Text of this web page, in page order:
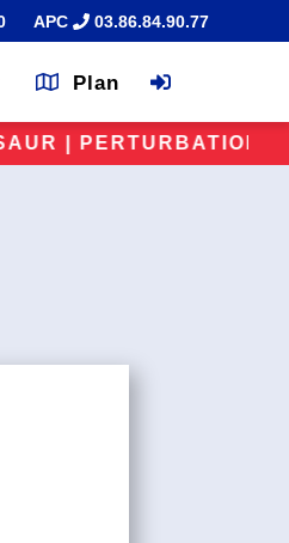
APC 03.86.84.90.77
Plan
– LES RÉPARATIONS